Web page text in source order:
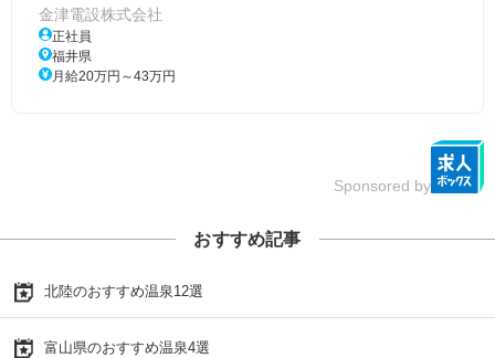
金津電設株式会社
正社員
福井県
月給20万円～43万円
Sponsored by
おすすめ記事
北陸のおすすめ温泉12選
富山県のおすすめ温泉4選